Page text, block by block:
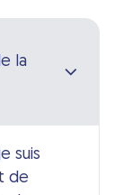
la
suis
de